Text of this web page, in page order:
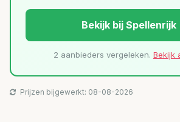
Bekijk bij Spellenrijk
2 aanbieders vergeleken. Bekijk
Prijzen bijgewerkt: 08-08-2026